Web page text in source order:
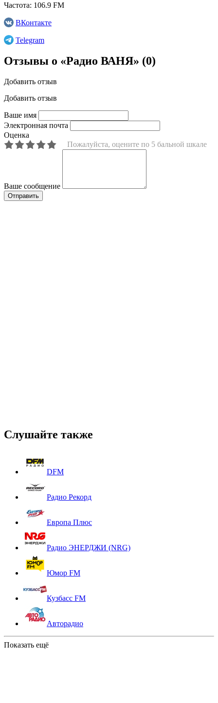
Частота: 106.9 FM
ВКонтакте
Telegram
Отзывы о «Радио ВАНЯ» (0)
Добавить отзыв
Добавить отзыв
Ваше имя
Электронная почта
Оценка
Пожалуйста, оцените по 5 бальной шкале
Ваше сообщение
Слушайте также
DFM
Радио Рекорд
Европа Плюс
Радио ЭНЕРДЖИ (NRG)
Юмор FM
Кузбасс FM
Авторадио
Показать ещё